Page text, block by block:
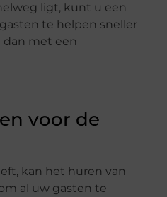
ligt, kunt u een
te helpen sneller
met een
voor de
kan het huren van
al uw gasten te